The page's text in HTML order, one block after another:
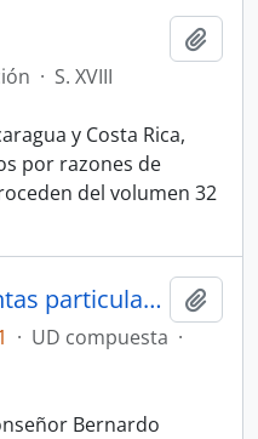
· S. XVIII
y Costa Rica,
por razones de
del volumen 32
Libro segundo de cuentas particulares
· UD compuesta ·
Bernardo